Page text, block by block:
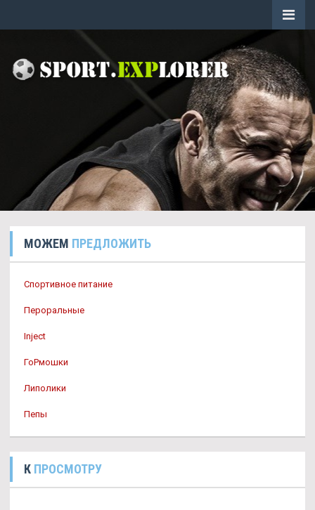
МОЖЕМ ПРЕДЛОЖИТЬ
Спортивное питание
Пероральные
Inject
ГоРмошки
Липолики
Пепы
К ПРОСМОТРУ